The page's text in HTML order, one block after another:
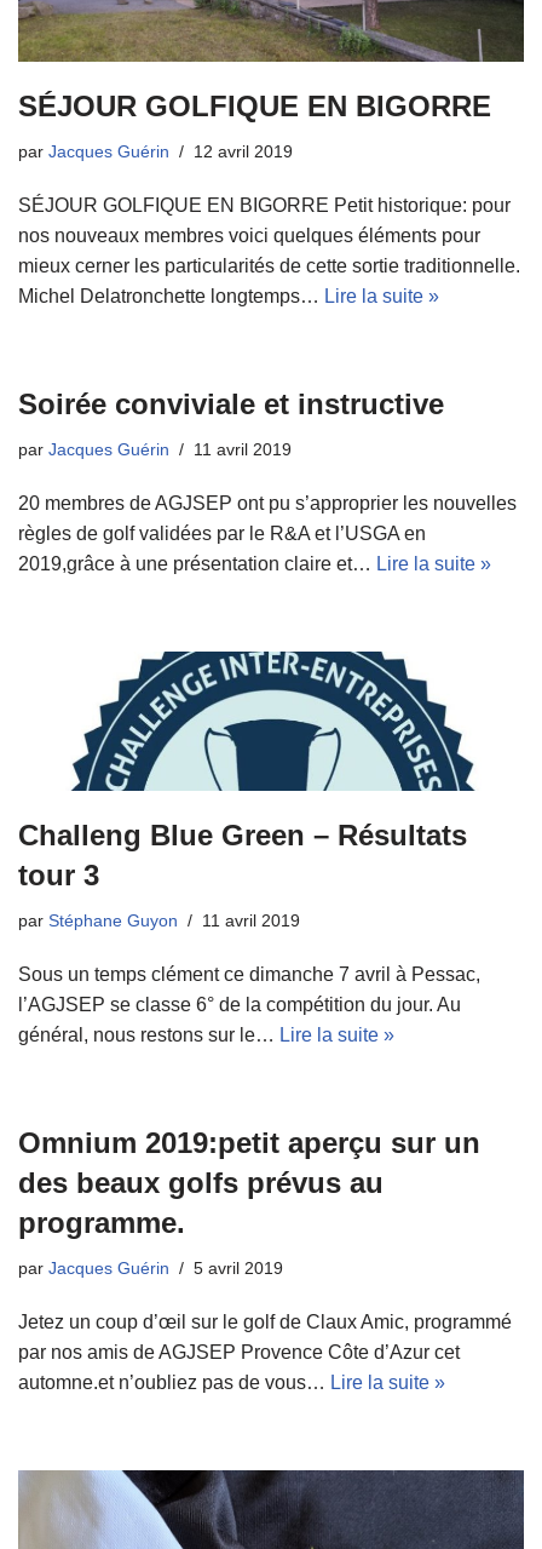
SÉJOUR GOLFIQUE EN BIGORRE
par Jacques Guérin 12 avril 2019
SÉJOUR GOLFIQUE EN BIGORRE Petit historique: pour
nos nouveaux membres voici quelques éléments pour
mieux cerner les particularités de cette sortie traditionnelle.
Michel Delatronchette longtemps… Lire la suite »
Soirée conviviale et instructive
par Jacques Guérin 11 avril 2019
20 membres de AGJSEP ont pu s’approprier les nouvelles
règles de golf validées par le R&A et l’USGA en
2019,grâce à une présentation claire et… Lire la suite »
Challeng Blue Green – Résultats
tour 3
par Stéphane Guyon 11 avril 2019
Sous un temps clément ce dimanche 7 avril à Pessac,
l’AGJSEP se classe 6° de la compétition du jour. Au
général, nous restons sur le… Lire la suite »
Omnium 2019:petit aperçu sur un
des beaux golfs prévus au
programme.
par Jacques Guérin 5 avril 2019
Jetez un coup d’œil sur le golf de Claux Amic, programmé
par nos amis de AGJSEP Provence Côte d’Azur cet
automne.et n’oubliez pas de vous… Lire la suite »